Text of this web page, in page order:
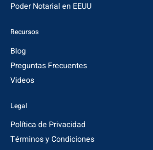
Poder Notarial en EEUU
Recursos
Blog
Preguntas Frecuentes
Videos
Legal
Política de Privacidad
Términos y Condiciones